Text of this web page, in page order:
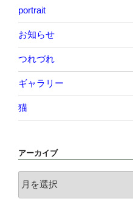
portrait
お知らせ
つれづれ
ギャラリー
猫
アーカイブ
ア
ー